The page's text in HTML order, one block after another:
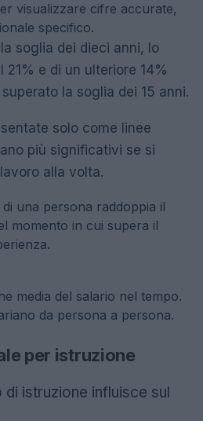
visualizzare cifre accurate,
specifico.
soglia dei dieci anni, lo
21% e di un ulteriore 14%
la soglia dei 15 anni.
solo come linee
più significativi se si
alla volta.
una persona raddoppia il
momento in cui supera il
media del salario nel tempo.
da persona a persona.
per istruzione
istruzione influisce sul